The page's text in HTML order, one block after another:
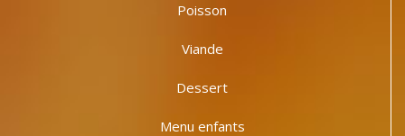
Poisson
Viande
Dessert
Menu enfants